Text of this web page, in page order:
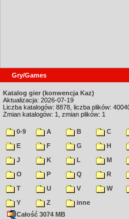
Gry/Games
Katalog gier (konwencja Kaz)
Aktualizacja: 2026-07-19
Liczba katalogów: 8878, liczba plików:
Zmian katalogów: 1, zmian plików: 1
0-9 A B C
E
F G H
J
K L M
O
P Q R
T
U V W
Y
Z
inne
Całość 3074 MB